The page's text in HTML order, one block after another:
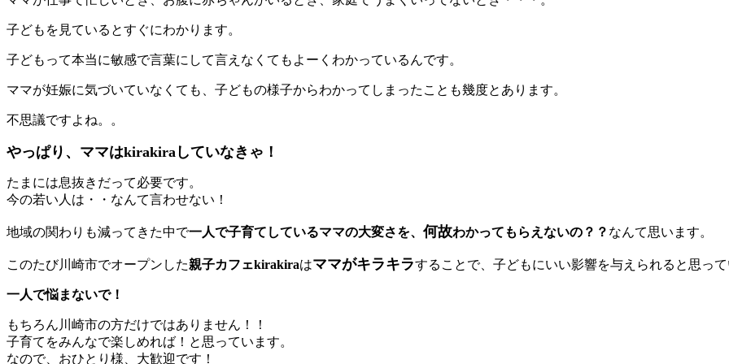
子どもを見ているとすぐにわかります。
子どもって本当に敏感で言葉にして言えなくてもよーくわかっているんです。
ママが妊娠に気づいていなくても、子どもの様子からわかってしまったことも幾度とあります。
不思議ですよね。。
やっぱり、ママはkirakiraしていなきゃ！
たまには息抜きだって必要です。
今の若い人は・・なんて言わせない！
地域の関わりも減ってきた中で一人で子育てしているママの大変さを、 何故わかってもらえないの？？ なんて思います。
このたび川崎市でオープンした親子カフェkirakiraはママがキラキラすることで、子どもにいい影響を与えられると思っ
一人で悩まないで！
もちろん川崎市の方だけではありません！！
子育てをみんなで楽しめれば！と思っています。
なので、おひとり様、大歓迎です！